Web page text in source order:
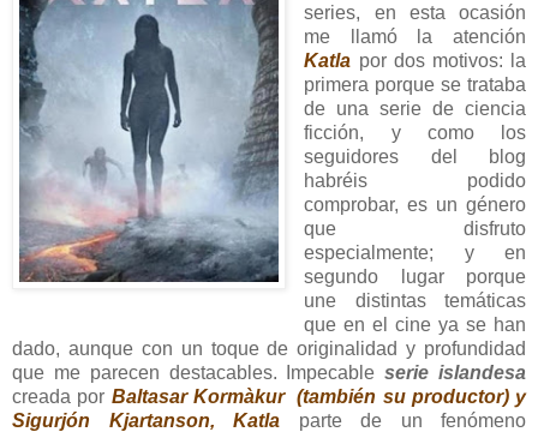
series, en esta ocasión
me llamó la atención
Katla por dos motivos: la
primera porque se trataba
de una serie de ciencia
ficción, y como los
seguidores del blog
habréis podido
comprobar, es un género
que disfruto
especialmente; y en
segundo lugar porque
une distintas temáticas
que en el cine ya se han
dado, aunque con un toque de originalidad y profundidad
que me parecen destacables. Impecable serie islandesa
creada por Baltasar Kormàkur (también su productor) y
Sigurjón Kjartanson, Katla parte de un fenómeno